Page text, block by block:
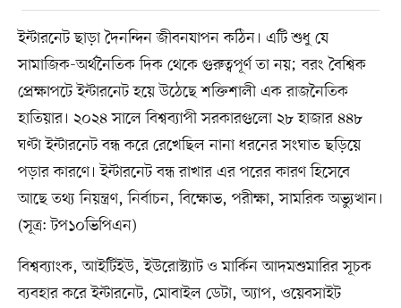
ইন্টারনেট ছাড়া দৈনন্দিন জীবনযাপন কঠিন। এটি শুধু যে
সামাজিক-অর্থনৈতিক দিক থেকে গুরুত্বপূর্ণ তা নয়; বরং বৈশ্বিক
প্রেক্ষাপটে ইন্টারনেট হয়ে উঠেছে শক্তিশালী এক রাজনৈতিক
হাতিয়ার। ২০২৪ সালে বিশ্বব্যাপী সরকারগুলো ২৮ হাজার ৪৪৮
ঘণ্টা ইন্টারনেট বন্ধ করে রেখেছিল নানা ধরনের সংঘাত ছড়িয়ে
পড়ার কারণে। ইন্টারনেট বন্ধ রাখার এর পরের কারণ হিসেবে
আছে তথ্য নিয়ন্ত্রণ, নির্বাচন, বিক্ষোভ, পরীক্ষা, সামরিক অভ্যুত্থান।
(সূত্র: টপ১০ভিপিএন)
বিশ্বব্যাংক, আইটিইউ, ইউরোস্ট্যাট ও মার্কিন আদমশুমারির সূচক
ব্যবহার করে ইন্টারনেট, মোবাইল ডেটা, অ্যাপ, ওয়েবসাইট